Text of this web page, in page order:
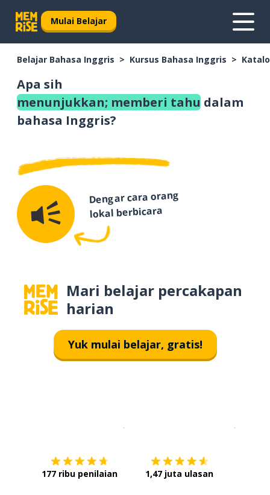
Mulai Belajar
Belajar Bahasa Inggris Kursus Bahasa Inggris
Apa sih
menunjukkan; memberi tahu dalam
bahasa Inggris?
Dengar cara orang
lokal berbicara
Mari belajar percakapan
harian
Yuk mulai belajar, gratis!
177 ribu penilaian 1,47 juta ulasan